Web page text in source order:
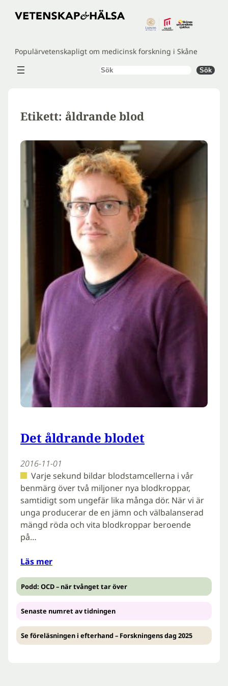
Hoppa
Populärvetenskapligt om medicinsk forskning i Skåne
Sök Sök
Etikett: åldrande blod
Det åldrande blodet
2016-11-01
Varje sekund bildar blodstamcellerna i vår
benmärg över två miljoner nya blodkroppar,
samtidigt som ungefär lika många dör. När vi är
unga producerar de en jämn och välbalanserad
mängd röda och vita blodkroppar beroende
på…
Läs mer
Podd: OCD – när tvånget tar över
Senaste numret av tidningen
Se föreläsningen i efterhand – Forskningens dag 2025